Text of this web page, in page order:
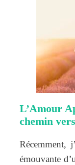
L’Amour
chemin
Récemment,
émouvante